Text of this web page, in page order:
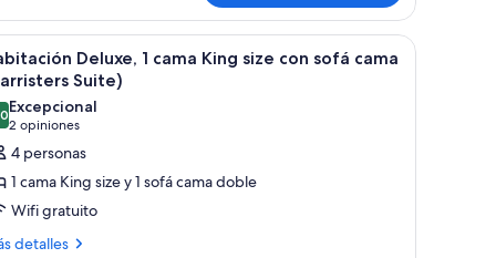
de noche que tiene un teléfono y un control remoto.
dos lámparas de noche, un escritorio con teléfono, una silla y un sofá
Una habitación de hotel con una cama, dos
6
Deluxe, 1 cama King size con sofá cama
Suite)
de 10
Excepcional
2 opiniones
(2
opiniones)
4 personas
1 cama King size y 1 sofá cama doble
Wifi gratuito
detalles